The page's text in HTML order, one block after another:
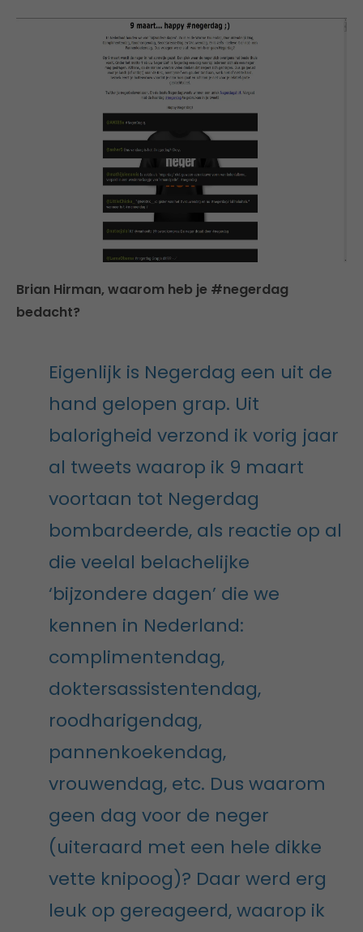
Brian Hirman, waarom heb je #negerdag
bedacht?
Eigenlijk is Negerdag een uit de
hand gelopen grap. Uit
balorigheid verzond ik vorig jaar
al tweets waarop ik 9 maart
voortaan tot Negerdag
bombardeerde, als reactie op al
die veelal belachelijke
‘bijzondere dagen’ die we
kennen in Nederland:
complimentendag,
doktersassistentendag,
roodharigendag,
pannenkoekendag,
vrouwendag, etc. Dus waarom
geen dag voor de neger
(uiteraard met een hele dikke
vette knipoog)? Daar werd erg
leuk op gereageerd, waarop ik